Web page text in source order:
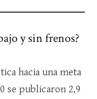
y sin frenos?
hacia una meta
se publicaron 2,9